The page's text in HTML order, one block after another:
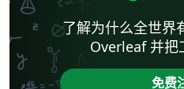
了解为什么全世界
Overleaf 并把
免费